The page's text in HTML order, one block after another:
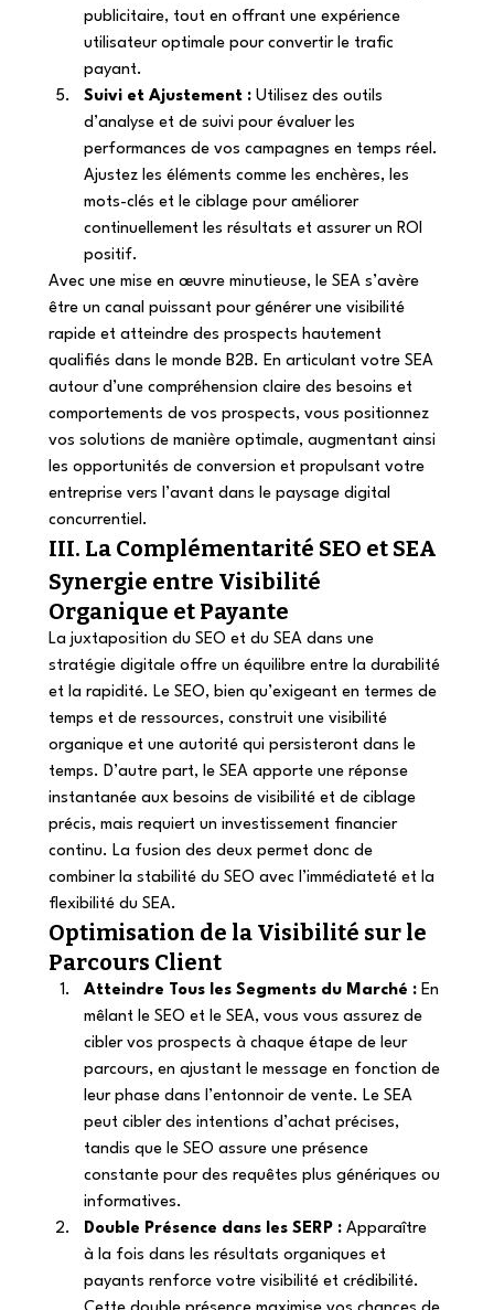
publicitaire, tout en offrant une expérience
utilisateur optimale pour convertir le trafic
payant.
Suivi et Ajustement : Utilisez des outils
d’analyse et de suivi pour évaluer les
performances de vos campagnes en temps réel.
Ajustez les éléments comme les enchères, les
mots-clés et le ciblage pour améliorer
continuellement les résultats et assurer un ROI
positif.
Avec une mise en œuvre minutieuse, le SEA s’avère
être un canal puissant pour générer une visibilité
rapide et atteindre des prospects hautement
qualifiés dans le monde B2B. En articulant votre SEA
autour d’une compréhension claire des besoins et
comportements de vos prospects, vous positionnez
vos solutions de manière optimale, augmentant ainsi
les opportunités de conversion et propulsant votre
entreprise vers l’avant dans le paysage digital
concurrentiel.
III. La Complémentarité SEO et SEA
Synergie entre Visibilité
Organique et Payante
La juxtaposition du SEO et du SEA dans une
stratégie digitale offre un équilibre entre la durabilité
et la rapidité. Le SEO, bien qu’exigeant en termes de
temps et de ressources, construit une visibilité
organique et une autorité qui persisteront dans le
temps. D’autre part, le SEA apporte une réponse
instantanée aux besoins de visibilité et de ciblage
précis, mais requiert un investissement financier
continu. La fusion des deux permet donc de
combiner la stabilité du SEO avec l’immédiateté et la
flexibilité du SEA.
Optimisation de la Visibilité sur le
Parcours Client
Atteindre Tous les Segments du Marché : En
mêlant le SEO et le SEA, vous vous assurez de
cibler vos prospects à chaque étape de leur
parcours, en ajustant le message en fonction de
leur phase dans l’entonnoir de vente. Le SEA
peut cibler des intentions d’achat précises,
tandis que le SEO assure une présence
constante pour des requêtes plus génériques ou
informatives.
Double Présence dans les SERP : Apparaître
à la fois dans les résultats organiques et
payants renforce votre visibilité et crédibilité.